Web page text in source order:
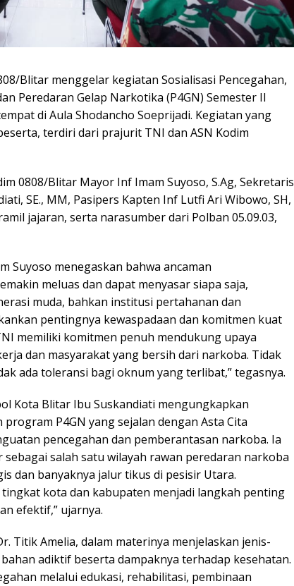
Blitar menggelar kegiatan Sosialisasi Pencegahan,
Peredaran Gelap Narkotika (P4GN) Semester II
di Aula Shodancho Soeprijadi. Kegiatan yang
terdiri dari prajurit TNI dan ASN Kodim
0808/Blitar Mayor Inf Imam Suyoso, S.Ag, Sekretaris
SE., MM, Pasipers Kapten Inf Lutfi Ari Wibowo, SH,
jajaran, serta narasumber dari Polban 05.09.03,
Suyoso menegaskan bahwa ancaman
meluas dan dapat menyasar siapa saja,
muda, bahkan institusi pertahanan dan
pentingnya kewaspadaan dan komitmen kuat
memiliki komitmen penuh mendukung upaya
dan masyarakat yang bersih dari narkoba. Tidak
ada toleransi bagi oknum yang terlibat,” tegasnya.
Kota Blitar Ibu Suskandiati mengungkapkan
P4GN yang sejalan dengan Asta Cita
pencegahan dan pemberantasan narkoba. Ia
salah satu wilayah rawan peredaran narkoba
dan banyaknya jalur tikus di pesisir Utara.
kota dan kabupaten menjadi langkah penting
efektif,” ujarnya.
Titik Amelia, dalam materinya menjelaskan jenis-
adiktif beserta dampaknya terhadap kesehatan.
melalui edukasi, rehabilitasi, pembinaan